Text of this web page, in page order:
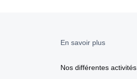
En savoir plus
Nos différentes activités